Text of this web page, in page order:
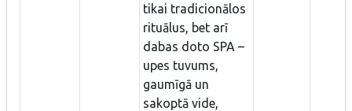
tikai tradicionālos
rituālus, bet arī
dabas doto SPA –
upes tuvums,
gaumīgā un
sakoptā vide,